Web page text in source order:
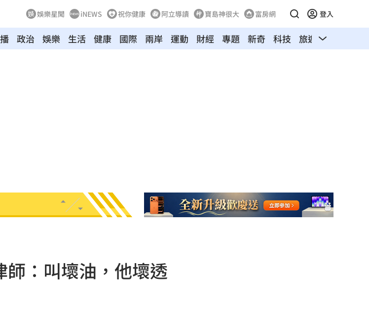
娛樂星聞 iNEWS 祝你健康 阿立導讀 寶島神很大 富房網 登入
政治 娛樂 生活 健康 國際 兩岸 運動 財經 專題 新奇 科技 旅遊 汽車
：叫壞油，他壞透